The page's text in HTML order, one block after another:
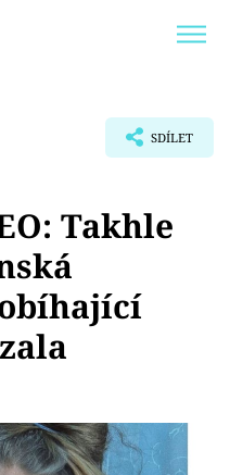
SDÍLET
Takhle